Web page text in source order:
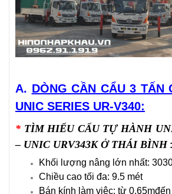
A. DÒNG CẦN CẨU 3 TẤN
UNIC SERIES UR-V340:
* TÌM HIỂU CẨU TỰ HÀNH
– UNIC URV343K Ở THÁI BÌNH :
Khối lượng nâng lớn nhất:
Chiều cao tối đa: 9.5 mét
Bán kính làm việc: từ